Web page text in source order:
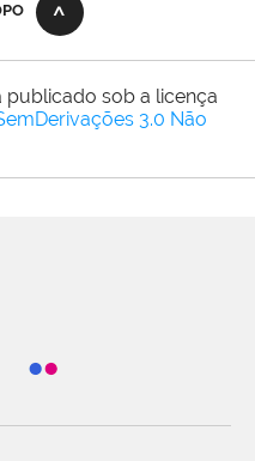
publicado sob a licença
3.0 Não